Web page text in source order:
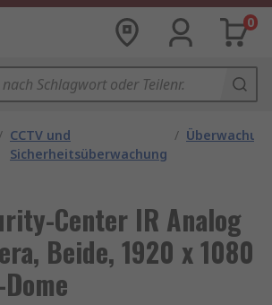
0
CCTV und
Sicherheitsüberwachung
/
Center IR Analog
Beide, 1920 x 1080